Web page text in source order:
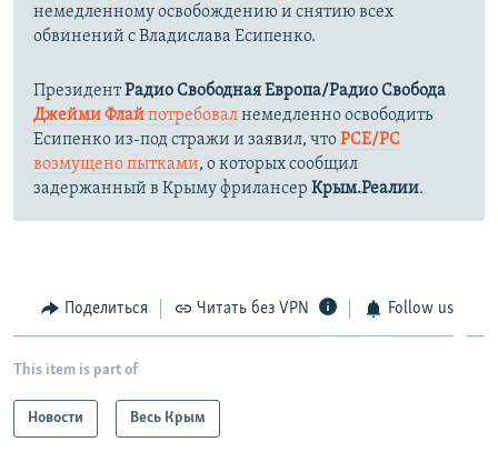
немедленному освобождению и снятию всех
обвинений с Владислава Есипенко.
ПрезидентРадио Свободная Европа/Радио Свобода
Джейми Флайпотребовалнемедленно освободить
Есипенко из-под стражи и заявил, чтоРСЕ/РС
возмущено пытками, о которых сообщил
задержанный в Крыму фрилансер Крым.Реалии.
Поделиться Читать без VPN Follow us
This item is part of
Новости Весь Крым